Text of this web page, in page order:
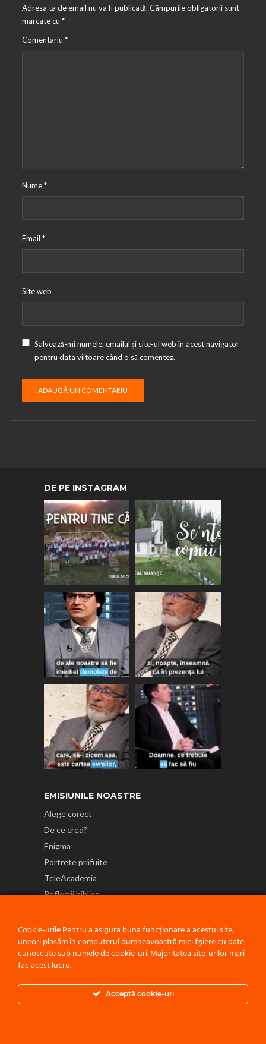
Adresa ta de email nu va fi publicată. Câmpurile obligatorii sunt
marcate cu *
Comentariu *
Nume*
Email *
Site web
Salvează-mi numele, emailul și site-ul web în acest navigator
pentru data viitoare când o să comentez.
DE PE INSTAGRAM
EMISIUNILE NOASTRE
Alege corect
De ce cred?
Enigma
Portrete prăfuite
TeleAcademia
Reflecții biblice
Politică de confidențialitate
Cookie-urile Pentru a asigura buna funcționare a acestui site,
uneori plasăm în computerul dumneavoastră mici fișiere cu date,
cunoscute sub numele de cookie-uri. Majoritatea site-urilor mari
fac acest lucru.
Acceptă cookie-uri